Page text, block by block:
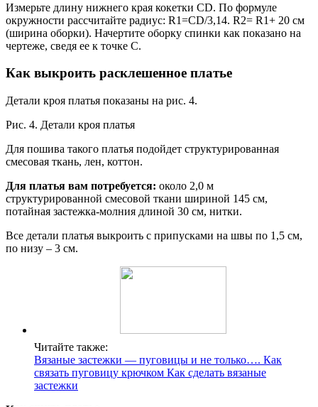
Измерьте длину нижнего края кокетки CD. По формуле
окружности рассчитайте радиус: R1=CD/3,14. R2= R1+ 20 см
(ширина оборки). Начертите оборку cпинки как показано на
чертеже, сведя ее к точке C.
Как выкроить расклешенное платье
Детали кроя платья показаны на рис. 4.
Рис. 4. Детали кроя платья
Для пошива такого платья подойдет структурированная
смесовая ткань, лен, коттон.
Для платья вам потребуется: около 2,0 м
структурированной смесовой ткани шириной 145 см,
потайная застежка-молния длиной 30 см, нитки.
Все детали платья выкроить с припусками на швы по 1,5 см,
по низу – 3 см.
Читайте также:
Вязаные застежки — пуговицы и не только…. Как
связать пуговицу крючком Как сделать вязаные
застежки